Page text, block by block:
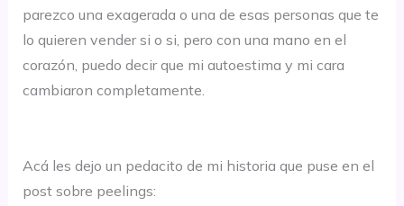
parezco una exagerada o una de esas personas que te
lo quieren vender si o si, pero con una mano en el
corazón, puedo decir que mi autoestima y mi cara
cambiaron completamente.
Acá les dejo un pedacito de mi historia que puse en el
post sobre peelings: